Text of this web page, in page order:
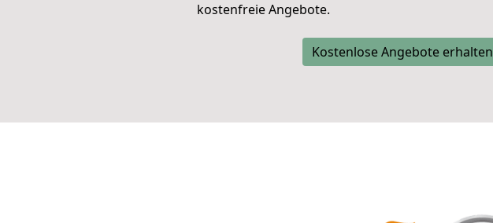
kostenfreie Angebote.
Kostenlose Angebote erhalten